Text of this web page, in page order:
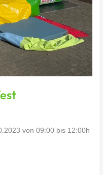
von 09:00 bis 12:00h